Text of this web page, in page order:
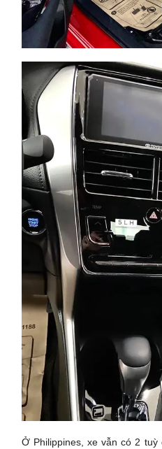
Ở Philippines, xe vẫn có 2